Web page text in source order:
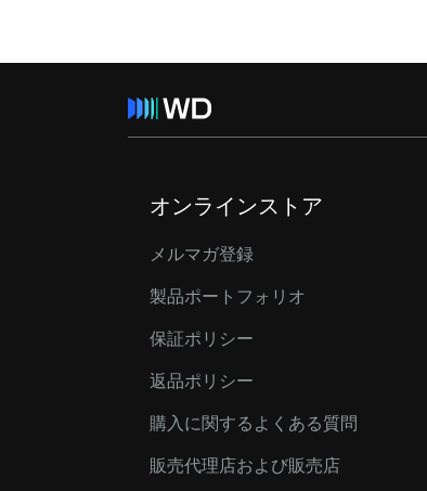
オンラインストア
メルマガ登録
製品ポートフォリオ
保証ポリシー
返品ポリシー
購入に関するよくある質問
販売代理店および販売店